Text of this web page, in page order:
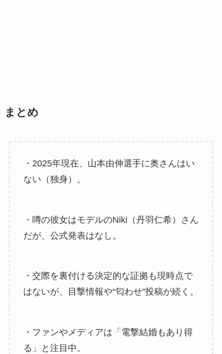
まとめ
・2025年現在、山本由伸選手に奥さんはい
ない（独身）。
・噂の彼女はモデルのNiki（丹羽仁希）さん
だが、公式発表はなし。
・交際を裏付ける決定的な証拠も現時点で
はないが、目撃情報や“匂わせ”投稿が続く。
・ファンやメディアは「電撃結婚もあり得
る」と注目中。